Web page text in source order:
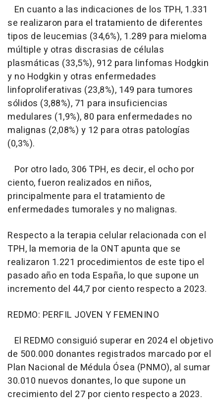
En cuanto a las indicaciones de los TPH, 1.331
se realizaron para el tratamiento de diferentes
tipos de leucemias (34,6%), 1.289 para mieloma
múltiple y otras discrasias de células
plasmáticas (33,5%), 912 para linfomas Hodgkin
y no Hodgkin y otras enfermedades
linfoproliferativas (23,8%), 149 para tumores
sólidos (3,88%), 71 para insuficiencias
medulares (1,9%), 80 para enfermedades no
malignas (2,08%) y 12 para otras patologías
(0,3%).
Por otro lado, 306 TPH, es decir, el ocho por
ciento, fueron realizados en niños,
principalmente para el tratamiento de
enfermedades tumorales y no malignas.
Respecto a la terapia celular relacionada con el
TPH, la memoria de la ONT apunta que se
realizaron 1.221 procedimientos de este tipo el
pasado año en toda España, lo que supone un
incremento del 44,7 por ciento respecto a 2023.
REDMO: PERFIL JOVEN Y FEMENINO
El REDMO consiguió superar en 2024 el objetivo
de 500.000 donantes registrados marcado por el
Plan Nacional de Médula Ósea (PNMO), al sumar
30.010 nuevos donantes, lo que supone un
crecimiento del 27 por ciento respecto a 2023.